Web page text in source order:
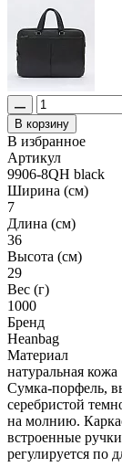
В корзину
В избранное
Артикул
9906-8QH black
Ширина (см)
7
Длина (см)
36
Высота (см)
29
Вес (г)
1000
Бренд
Heanbag
Материал
натуральная кожа
Сумка-порфель,
серебристой
на молнию.
встроенные
регулируется по